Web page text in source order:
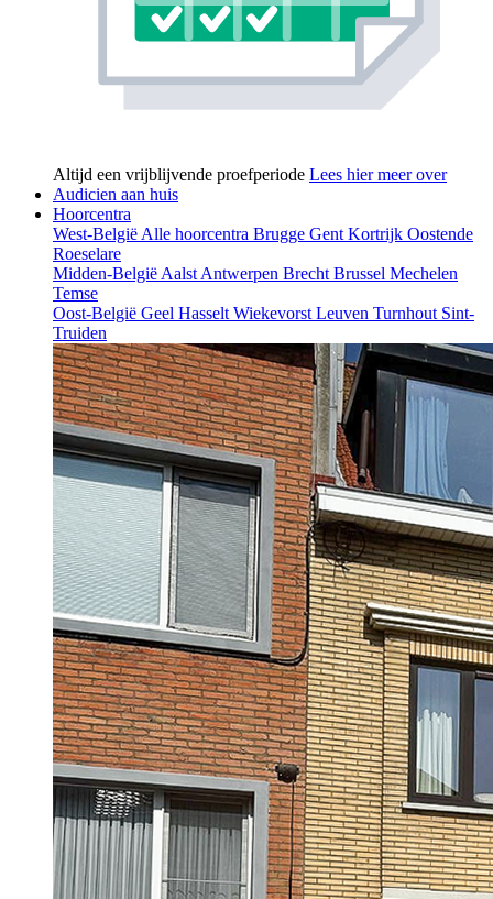
Altijd een vrijblijvende proefperiode Lees hier meer over
Audicien aan huis
Hoorcentra
West-België Alle hoorcentra Brugge Gent Kortrijk Oostende
Roeselare
Midden-België Aalst Antwerpen Brecht Brussel Mechelen
Temse
Oost-België Geel Hasselt Wiekevorst Leuven Turnhout Sint-
Truiden